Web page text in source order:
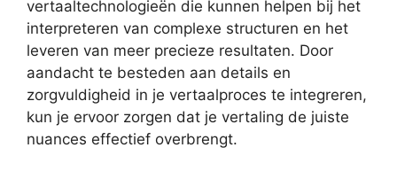
vertaaltechnologieën die kunnen helpen bij het
interpreteren van complexe structuren en het
leveren van meer precieze resultaten. Door
aandacht te besteden aan details en
zorgvuldigheid in je vertaalproces te integreren,
kun je ervoor zorgen dat je vertaling de juiste
nuances effectief overbrengt.